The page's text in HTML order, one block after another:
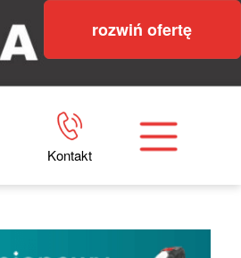
rozwiń ofertę
Kontakt